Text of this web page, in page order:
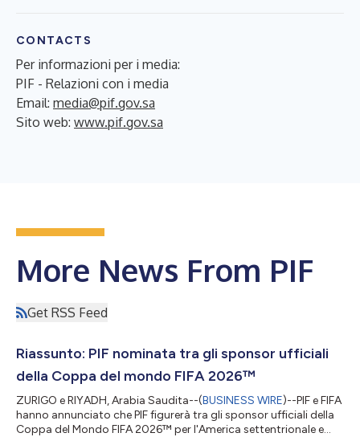
CONTACTS
Per informazioni per i media:
PIF - Relazioni con i media
Email: media@pif.gov.sa
Sito web: www.pif.gov.sa
More News From PIF
Get RSS Feed
Riassunto: PIF nominata tra gli sponsor ufficiali
della Coppa del mondo FIFA 2026™
ZURIGO e RIYADH, Arabia Saudita--(BUSINESS WIRE)--PIF e FIFA
hanno annunciato che PIF figurerà tra gli sponsor ufficiali della
Coppa del Mondo FIFA 2026™ per l'America settentrionale e